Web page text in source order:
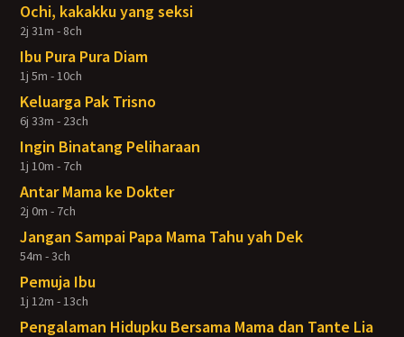
Ochi, kakakku yang seksi
2j 31m - 8ch
Ibu Pura Pura Diam
1j 5m - 10ch
Keluarga Pak Trisno
6j 33m - 23ch
Ingin Binatang Peliharaan
1j 10m - 7ch
Antar Mama ke Dokter
2j 0m - 7ch
Jangan Sampai Papa Mama Tahu yah Dek
54m - 3ch
Pemuja Ibu
1j 12m - 13ch
Pengalaman Hidupku Bersama Mama dan Tante Lia